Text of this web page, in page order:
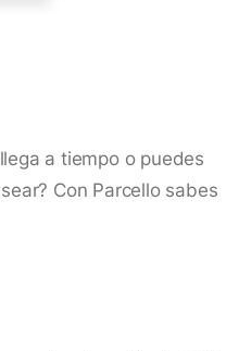
a tiempo o puedes
Con Parcello sabes